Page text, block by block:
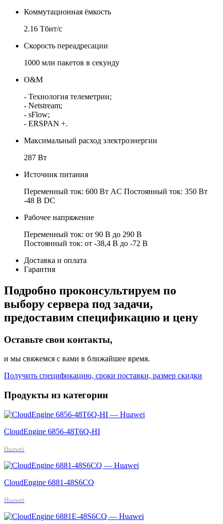
Коммутационная ёмкость
2.16 Тбит/с
Скорость переадресации
1000 млн пакетов в секунду
O&M
- Технология телеметрии;
- Netstream;
- sFlow;
- ERSPAN +.
Максимальный расход электроэнергии
287 Вт
Источник питания
Переменный ток: 600 Вт AC Постоянный ток: 350 Вт
-48 В DC
Рабочее напряжение
Переменный ток: от 90 B до 290 B
Постоянный ток: от -38,4 B до -72 B
Доставка и оплата
Гарантия
Подробно проконсультируем по
выбору сервера под задачи,
предоставим спецификацию и цену
Оставьте свои контакты,
и мы свяжемся с вами в ближайшее время.
Получить спецификацию, сроки поставки, размер скидки
Продукты из категории
CloudEngine 6856-48T6Q-HI
Huawei
CloudEngine 6881-48S6CQ
Huawei